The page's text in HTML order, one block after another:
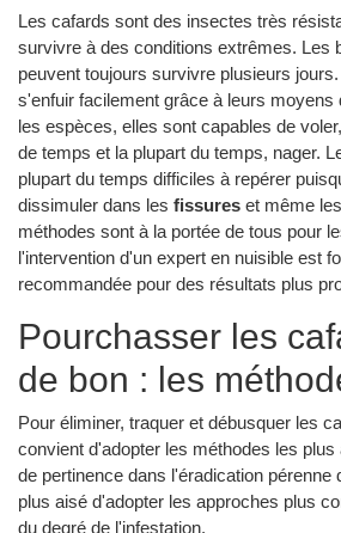
Les cafards sont des insectes très
survivre à des conditions extrêmes. Les
peuvent toujours survivre plusieurs
s'enfuir facilement grâce à leurs moyens
les espèces, elles sont capables de
de temps et la plupart du temps, nager.
plupart du temps difficiles à repérer
dissimuler dans les fissures et même les
méthodes sont à la portée de tous pour
l'intervention d'un expert en nuisible est
recommandée pour des résultats plus
Pourchasser les
de bon : les
Pour éliminer, traquer et débusquer les
convient d'adopter les méthodes les plus
de pertinence dans l'éradication pérenne
plus aisé d'adopter les approches plus
du degré de l'infestation.